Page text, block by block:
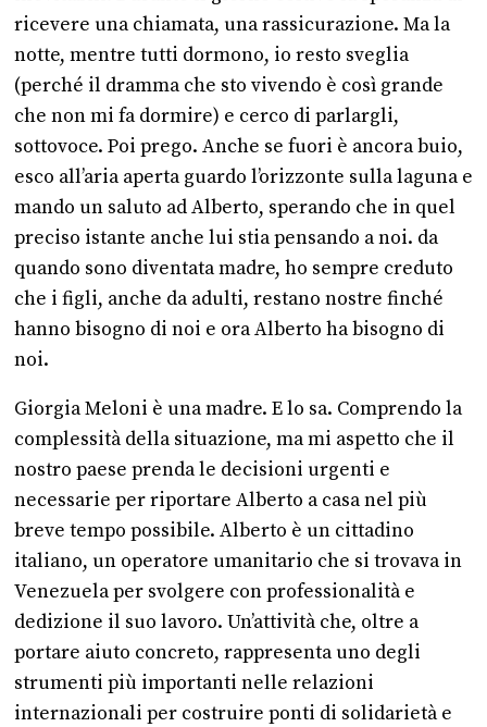
ricevere una chiamata, una rassicurazione. Ma la
notte, mentre tutti dormono, io resto sveglia
(perché il dramma che sto vivendo è così grande
che non mi fa dormire) e cerco di parlargli,
sottovoce. Poi prego. Anche se fuori è ancora buio,
esco all’aria aperta guardo l’orizzonte sulla laguna e
mando un saluto ad Alberto, sperando che in quel
preciso istante anche lui stia pensando a noi. da
quando sono diventata madre, ho sempre creduto
che i figli, anche da adulti, restano nostre finché
hanno bisogno di noi e ora Alberto ha bisogno di
noi.
Giorgia Meloni è una madre. E lo sa. Comprendo la
complessità della situazione, ma mi aspetto che il
nostro paese prenda le decisioni urgenti e
necessarie per riportare Alberto a casa nel più
breve tempo possibile. Alberto è un cittadino
italiano, un operatore umanitario che si trovava in
Venezuela per svolgere con professionalità e
dedizione il suo lavoro. Un’attività che, oltre a
portare aiuto concreto, rappresenta uno degli
strumenti più importanti nelle relazioni
internazionali per costruire ponti di solidarietà e